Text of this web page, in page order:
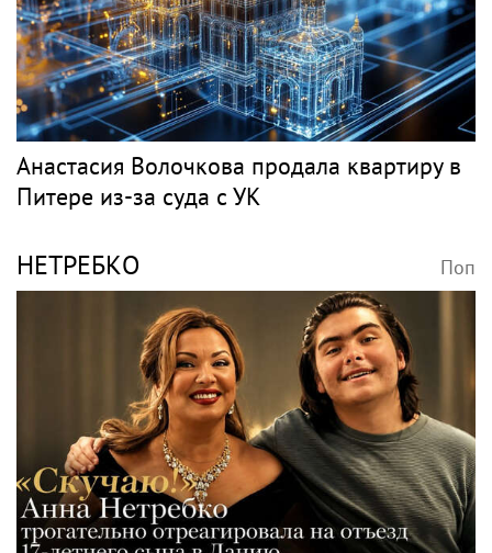
Игорь Бутман планирует концерты в
Бразилии и Никарагуа в этом году
Классика
ВОЛОЧКОВА Поп